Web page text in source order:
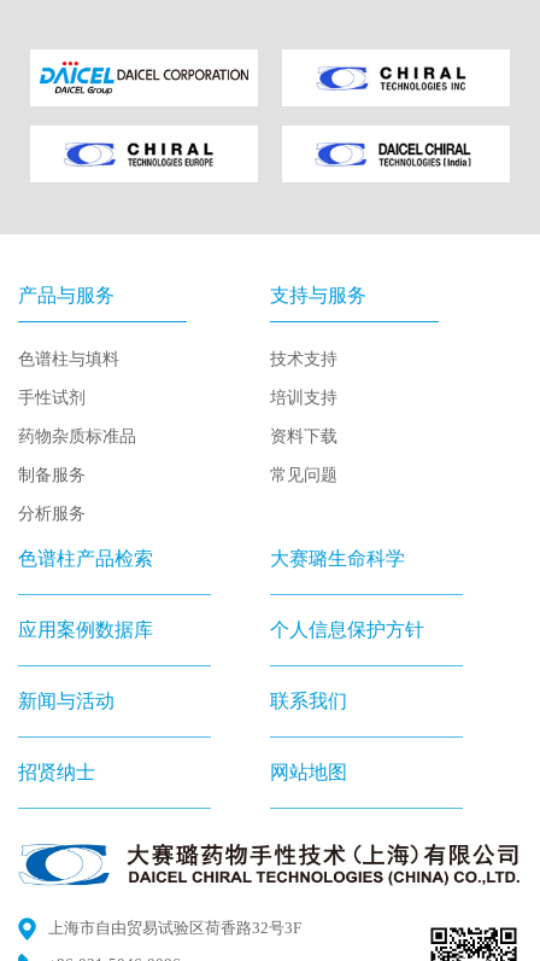
产品与服务
色谱柱与填料
手性试剂
药物杂质标准品
制备服务
分析服务
支持与服务
技术支持
培训支持
资料下载
常见问题
色谱柱产品检索
应用案例数据库
新闻与活动
招贤纳士
大赛璐生命科学
个人信息保护方针
联系我们
网站地图
上海市自由贸易试验区荷香路32号3F